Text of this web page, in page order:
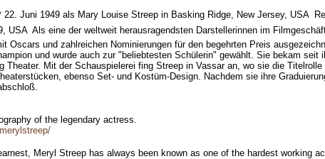
Juni 1949 als Mary Louise Streep in Basking Ridge, New Jersey, USA 
USA  Als eine der weltweit herausragendsten Darstellerinnen im
Oscars und zahlreichen Nominierungen für den begehrten Preis
und wurde auch zur "beliebtesten Schülerin" gewählt. Sie bekam
Theater. Mit der Schauspielerei fing Streep in Vassar an, wo sie die
ebenso Set- und Kostüm-Design. Nachdem sie ihre
of the legendary actress.
Meryl Streep has always been known as one of the hardest working